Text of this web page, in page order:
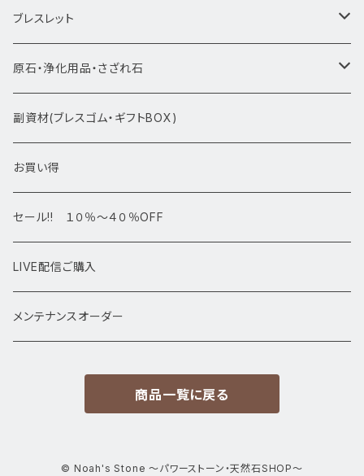
★新入荷1/28~
ブレスレット
ブレスレット1点物
アマビエシリーズ
デザインブレス
高級・高品質ブレスレット
サイズ
13㎜以上
原石・浄化用品・さざれ石
浄化さざれ石
ポイント・タワー・タンブル
スフィア 丸玉
置物
原石・クラスター
副資材(ブレスゴム・ギフトBOX)
お買い得
セール!! １０％～４０％OFF
LIVE配信ご購入
メンテナンスオーダー
商品一覧に戻る
© Noah's Stone ～パワーストーン・天然石SHOP～